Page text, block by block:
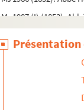
Ms 1987 (I) (1853).
Ms 1987 (III) (1853).
Présentation